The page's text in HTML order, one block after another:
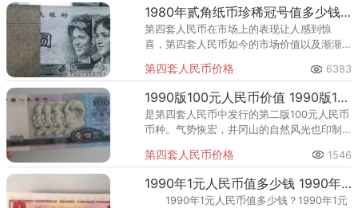
1980年贰角纸币珍稀冠号值多少钱？1980年贰角纸币收藏分析
第四套人民币在市场上的表现让人感到惊
喜，第四套人民币如今的市场价值以及渐渐
涨。1980年贰角纸币作为第四套人民币中的
潜力股，如今也倍受关注。
第四套人民币价格 6383
1990版100元人民币价值 1990版100元人民币投资分析
是第四套人民币中发行的第二版100元人民币
币种。气势恢宏，井冈山的自然风光也印制
币票券，1990年100元一直饱受争议。
第四套人民币价格 1546
1990年1元人民币值多少钱 1990年1元人民币相关介绍
1990年1元人民币值多少钱？1990年1元